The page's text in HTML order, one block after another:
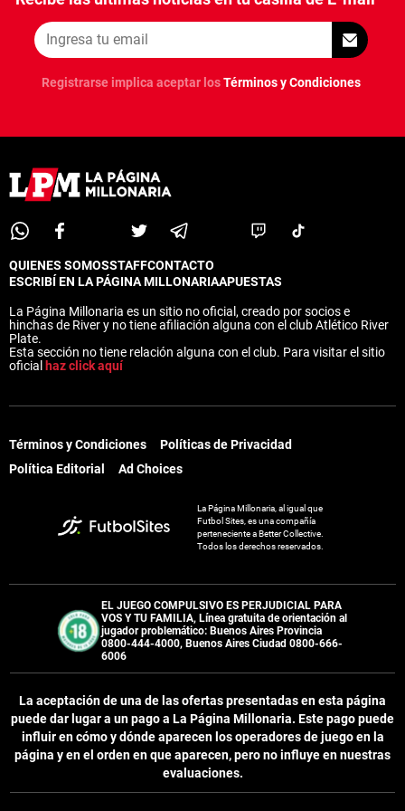
ANÁLISIS TÁCTICO
CHACHO COUDET
GUÍAS
CÓDIGOS
PRONÓSTICOS
APUESTA DEL DÍA
ESCRIBÍ EN LA PÁGINA MILLONARIA
hinchas de River y no tiene afiliación alguna con el club Atlético River
Plate.
Esta sección no tiene relación alguna con el club. Para visitar el sitio
oficialhaz click aquí
Futbol Sites, es una compañía
perteneciente a Better Collective.
Todos los derechos reservados.
VOS Y TU FAMILIA, Línea gratuita de orientación al
jugador problemático: Buenos Aires Provincia
0800-444-4000, Buenos Aires Ciudad 0800-666-
6006
puede dar lugar a un pago aLa Página Millonaria. Este pago puede
influir en cómo y dónde aparecen los operadores de juego en la
página y en el orden en que aparecen, pero no influye en nuestras
evaluaciones.
Registrarse implica aceptar losTérminos y Condiciones
QUIENES SOMOSSTAFFCONTACTO
ESCRIBÍ EN LA PÁGINA MILLONARIAAPUESTAS
La Página Millonaria es un sitio no oficial, creado por socios e
hinchas de River y no tiene afiliación alguna con el club Atlético River
Plate.
Esta sección no tiene relación alguna con el club. Para visitar el sitio
oficial haz click aquí
Términos y Condiciones
Políticas de Privacidad
Política Editorial
Ad Choices
La Página Millonaria, al igual que
Futbol Sites, es una compañía
perteneciente a Better Collective.
Todos los derechos reservados.
EL JUEGO COMPULSIVO ES PERJUDICIAL PARA
VOS Y TU FAMILIA, Línea gratuita de orientación al
jugador problemático: Buenos Aires Provincia
0800-444-4000, Buenos Aires Ciudad 0800-666-
6006
La aceptación de una de las ofertas presentadas en esta página
puede dar lugar a un pago a La Página Millonaria. Este pago puede
influir en cómo y dónde aparecen los operadores de juego en la
página y en el orden en que aparecen, pero no influye en nuestras
evaluaciones.